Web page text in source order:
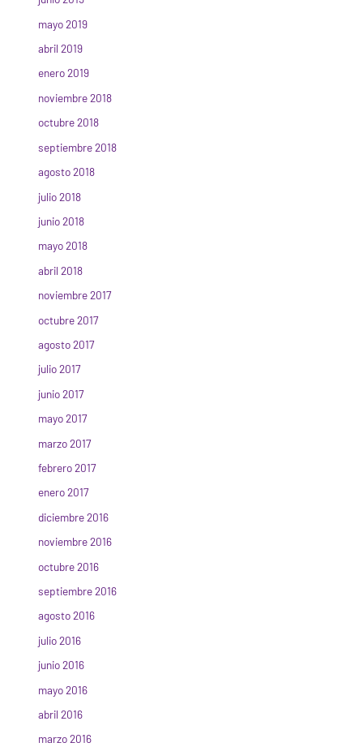
mayo 2019
abril 2019
enero 2019
noviembre 2018
octubre 2018
septiembre 2018
agosto 2018
julio 2018
junio 2018
mayo 2018
abril 2018
noviembre 2017
octubre 2017
agosto 2017
julio 2017
junio 2017
mayo 2017
marzo 2017
febrero 2017
enero 2017
diciembre 2016
noviembre 2016
octubre 2016
septiembre 2016
agosto 2016
julio 2016
junio 2016
mayo 2016
abril 2016
marzo 2016